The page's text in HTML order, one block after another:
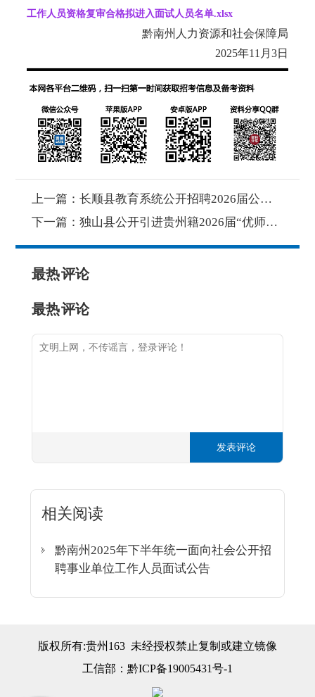
工作人员资格复审合格拟进入面试人员名单.xlsx
黔南州人力资源和社会保障局
2025年11月3日
上一篇： 长顺县教育系统公开招聘2026届公费师范 毕业生和“优师计划”毕业生简章
下一篇： 独山县公开引进贵州籍2026届“优师计划”毕业生公告
最热评论
最热评论
发表评论
相关阅读
黔南州2025年下半年统一面向社会公开招
聘事业单位工作人员面试公告
版权所有:贵州163 未经授权禁止复制或建立镜像
工信部： 黔ICP备19005431号-1